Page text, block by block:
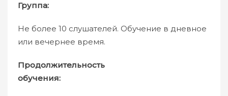
Группа:
Не более 10 слушателей. Обучение в дневное
или вечернее время.
Продолжительность